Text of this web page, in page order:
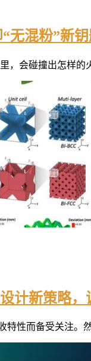
无混粉”新钥
，会碰撞出怎样的
计新策略
特性而备受关注。